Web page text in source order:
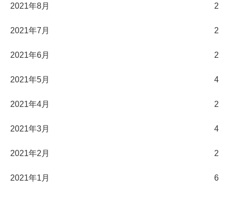
2021年8月 2
2021年7月 2
2021年6月 2
2021年5月 4
2021年4月 2
2021年3月 4
2021年2月 2
2021年1月 6